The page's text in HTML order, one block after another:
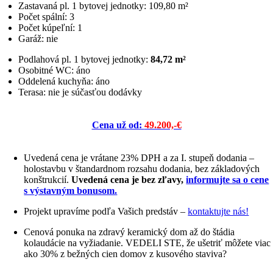
Zastavaná pl. 1 bytovej jednotky: 109,80 m²
Počet spální: 3
Počet kúpeľní: 1
Garáž: nie
Podlahová pl. 1 bytovej jednotky:84,72 m²
Osobitné WC: áno
Oddelená kuchyňa: áno
Terasa: nie je súčasťou dodávky
Cena už od: 49.200,-€
Uvedená cena je vrátane 23% DPH a za I. stupeň dodania –
holostavbu v štandardnom rozsahu dodania, bez základových
konštrukcií.Uvedená cena je bez zľavy,informujte sa o cene
s výstavným bonusom.
Projekt upravíme podľa Vašich predstáv –kontaktujte nás!
Cenová ponuka na zdravý keramický dom až do štádia
kolaudácie na vyžiadanie. VEDELI STE, že ušetriť môžete viac
ako 30% z bežných cien domov z kusového staviva?